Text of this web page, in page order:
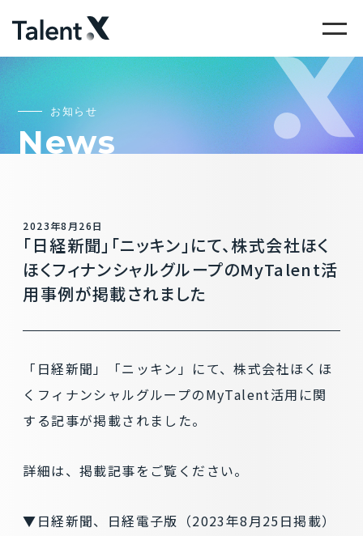
お知らせ
News
2023年8月26日
「日経新聞」「ニッキン」にて、株式会社ほく
ほくフィナンシャルグループのMyTalent活
用事例が掲載されました
「日経新聞」「ニッキン」にて、株式会社ほくほ
くフィナンシャルグループのMyTalent活用に関
する記事が掲載されました。
詳細は、掲載記事をご覧ください。
▼日経新聞、日経電子版（2023年8月25日掲載）